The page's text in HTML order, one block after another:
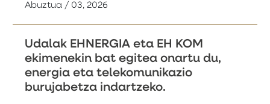
Abuztua / 03, 2026
Udalak EHNERGIA eta EH KOM
ekimenekin bat egitea onartu du,
energia eta telekomunikazio
burujabetza indartzeko.